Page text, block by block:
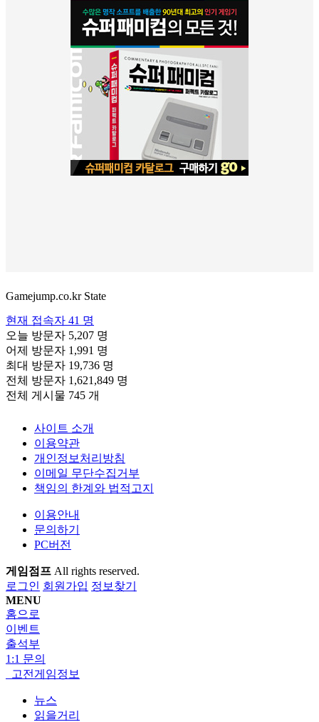
Gamejump.co.kr State
현재 접속자 41 명
오늘 방문자 5,207 명
어제 방문자 1,991 명
최대 방문자 19,736 명
전체 방문자 1,621,849 명
전체 게시물 745 개
사이트 소개
이용약관
개인정보처리방침
이메일 무단수집거부
책임의 한계와 법적고지
이용안내
문의하기
PC버전
게임점프 All rights reserved.
로그인 회원가입 정보찾기
MENU
홈으로
이벤트
출석부
1:1 문의
고전게임정보
뉴스
읽을거리